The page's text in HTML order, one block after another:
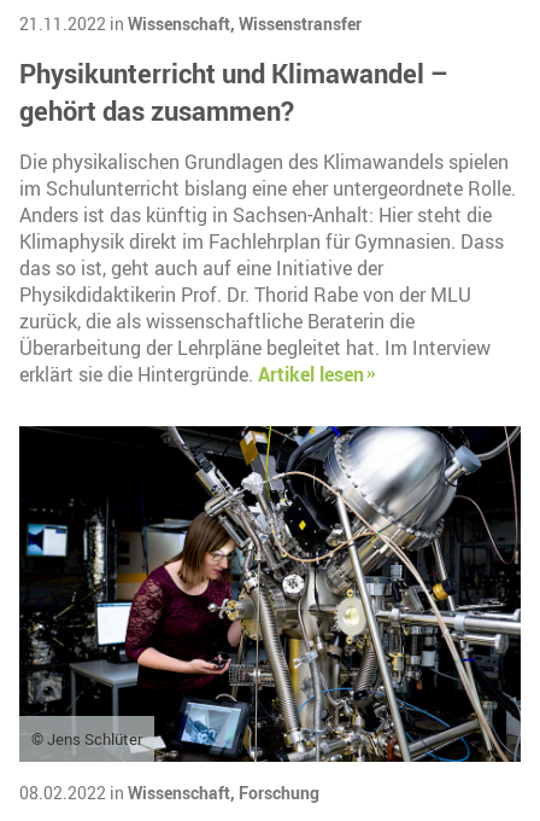
21.11.2022 in Wissenschaft, Wissenstransfer
Physikunterricht und Klimawandel –
gehört das zusammen?
Die physikalischen Grundlagen des Klimawandels spielen
im Schulunterricht bislang eine eher untergeordnete Rolle.
Anders ist das künftig in Sachsen-Anhalt: Hier steht die
Klimaphysik direkt im Fachlehrplan für Gymnasien. Dass
das so ist, geht auch auf eine Initiative der
Physikdidaktikerin Prof. Dr. Thorid Rabe von der MLU
zurück, die als wissenschaftliche Beraterin die
Überarbeitung der Lehrpläne begleitet hat. Im Interview
erklärt sie die Hintergründe. Artikel lesen
© Jens Schlüter
08.02.2022 in Wissenschaft, Forschung